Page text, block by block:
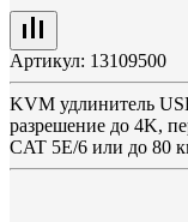
Артикул: 13109500
KVM удлинитель
разрешение до 4K,
CAT 5E/6 или до 80